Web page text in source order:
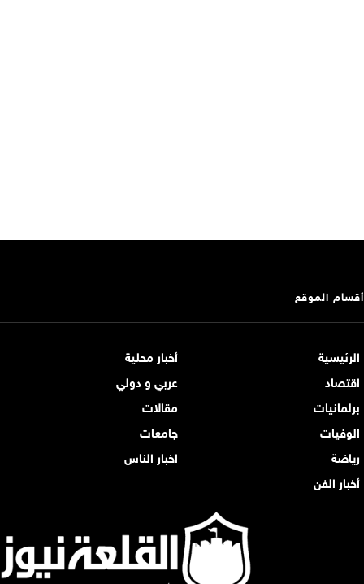
أقسام الموقع
الرئيسية
أخبار محلية
اقتصاد
عربي و دولي
برلمانيات
مقالات
الوفيات
جامعات
رياضة
اخبار الناس
أخبار الفن